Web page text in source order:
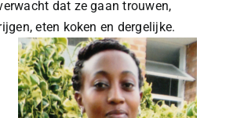
dat ze gaan trouwen,
eten koken en dergelijke.